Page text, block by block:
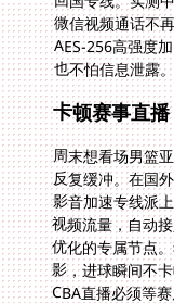
也不怕信息泄露。
卡顿赛事直
周末想看场男篮
反复缓冲。在国